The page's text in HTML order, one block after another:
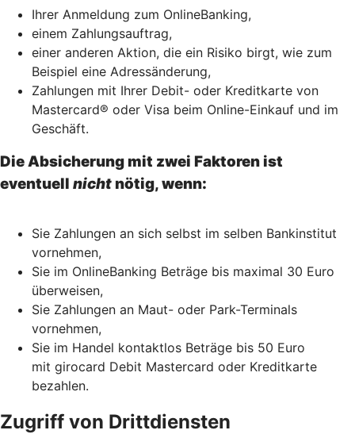
Ihrer Anmeldung zum OnlineBanking,
einem Zahlungsauftrag,
einer anderen Aktion, die ein Risiko birgt, wie zum
Beispiel eine Adressänderung,
Zahlungen mit Ihrer Debit- oder Kreditkarte von
Mastercard® oder Visa beim Online-Einkauf und im
Geschäft.
Die Absicherung mit zwei Faktoren ist
eventuell nicht nötig, wenn:
Sie Zahlungen an sich selbst im selben Bankinstitut
vornehmen,
Sie im OnlineBanking Beträge bis maximal 30 Euro
überweisen,
Sie Zahlungen an Maut- oder Park-Terminals
vornehmen,
Sie im Handel kontaktlos Beträge bis 50 Euro
mit girocard Debit Mastercard oder Kreditkarte
bezahlen.
Zugriff von Drittdiensten